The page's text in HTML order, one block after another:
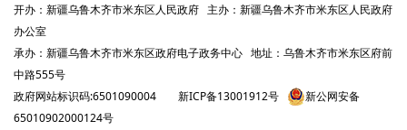
开办：新疆乌鲁木齐市米东区人民政府 主办：新疆乌鲁木齐市米东区人民政府
办公室
承办：新疆乌鲁木齐市米东区政府电子政务中心 地址：乌鲁木齐市米东区府前
中路555号
政府网站标识码:6501090004
新ICP备13001912号
新公网安备
65010902000124号